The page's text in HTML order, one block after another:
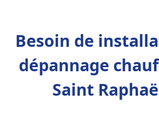
Besoin de
dépannage
Saint